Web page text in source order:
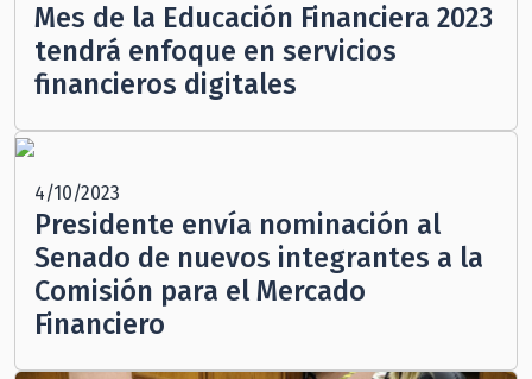
Mes de la Educación Financiera 2023
tendrá enfoque en servicios
financieros digitales
4/10/2023
Presidente envía nominación al
Senado de nuevos integrantes a la
Comisión para el Mercado
Financiero